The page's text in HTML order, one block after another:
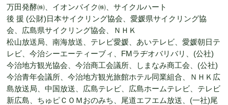
万田発酵㈱、イオンバイク㈱、サイクルハート
後 援 (公財)日本サイクリング協会、愛媛県サイクリング協
会、広島県サイクリング協会、ＮＨＫ
松山放送局、南海放送、テレビ愛媛、あいテレビ、愛媛朝日テ
レビ、今治シーエーティーブィ、FMラヂオバリバリ、(公社)
今治地方観光協会、今治商工会議所、しまなみ商工会、(公社)
今治青年会議所、今治地方観光旅館ホテル同業組合、ＮＨＫ広
島放送局、中国放送、広島テレビ、広島ホームテレビ、テレビ
新広島、ちゅピＣＯＭおのみち、尾道エフエム放送、(一社)尾